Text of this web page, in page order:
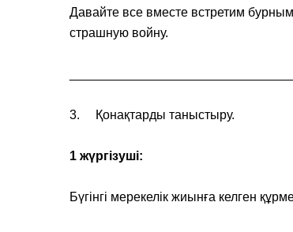
Давайте все вместе встретим
страшную войну.
3. Қонақтарды таныстыру.
1 жүргізуші:
Бүгінгі мерекелік жиынға келген